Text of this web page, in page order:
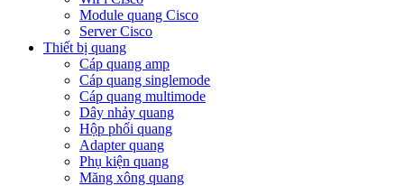
Module quang Cisco
Server Cisco
Thiết bị quang
Cáp quang amp
Cáp quang singlemode
Cáp quang multimode
Dây nhảy quang
Hộp phối quang
Adapter quang
Phụ kiện quang
Măng xông quang